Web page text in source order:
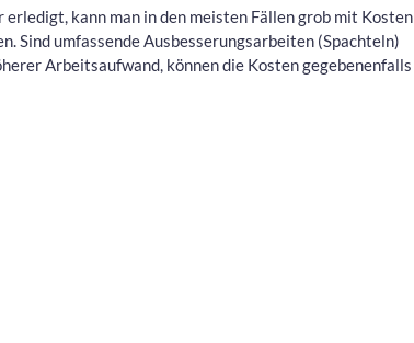
kann man in den meisten Fällen grob mit Kosten
Sind umfassende Ausbesserungsarbeiten (Spachteln)
Arbeitsaufwand, können die Kosten gegebenenfalls